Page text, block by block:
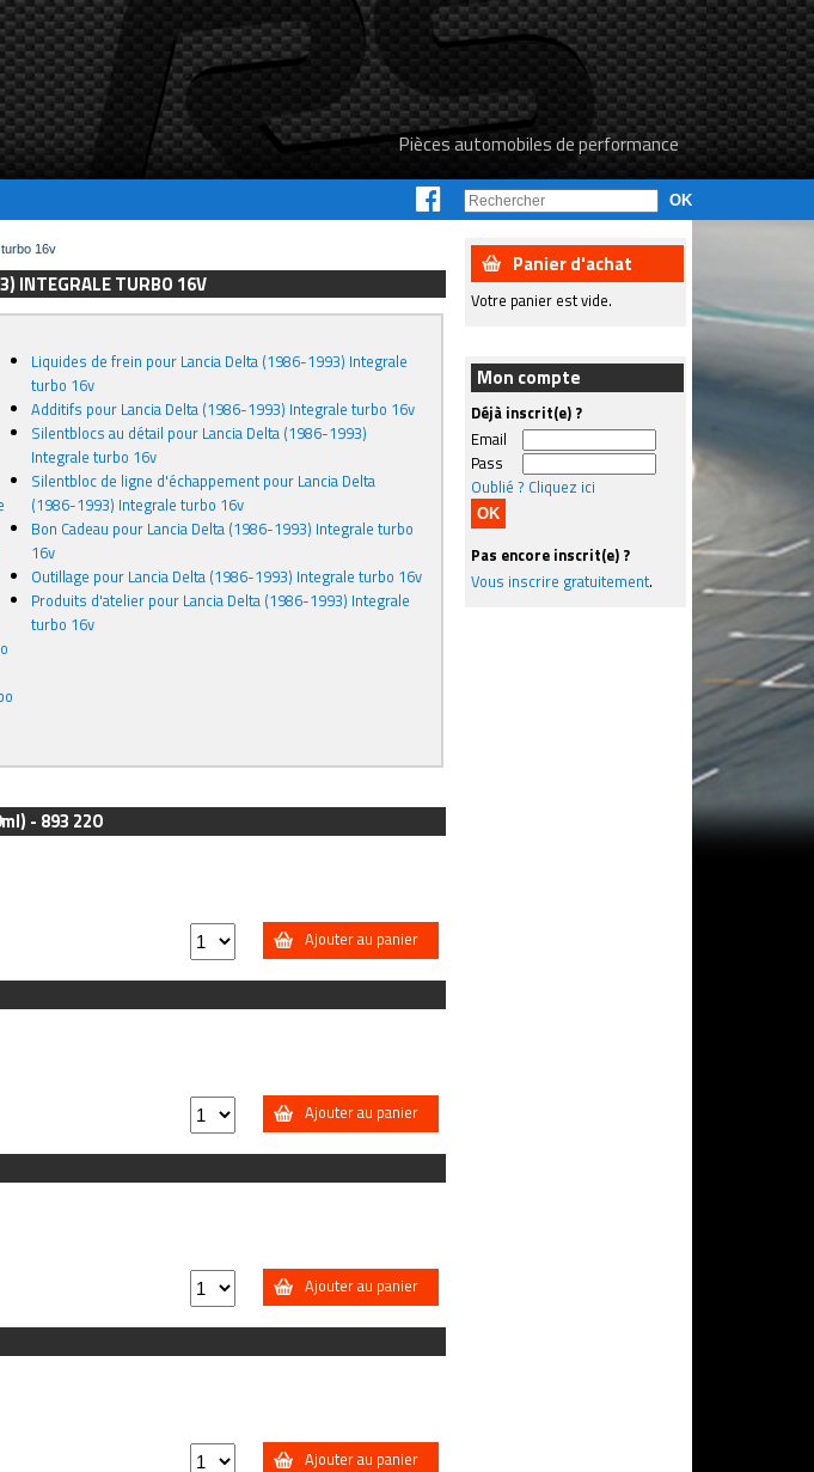
Pièces automobiles de performance
16v
INTEGRALE TURBO 16V
Liquides de frein pour Lancia Delta (1986-1993) Integrale
turbo 16v
Additifs pour Lancia Delta (1986-1993) Integrale turbo 16v
Silentblocs au détail pour Lancia Delta (1986-1993)
Integrale turbo 16v
Silentbloc de ligne d'échappement pour Lancia Delta
(1986-1993) Integrale turbo 16v
Bon Cadeau pour Lancia Delta (1986-1993) Integrale turbo
16v
Outillage pour Lancia Delta (1986-1993) Integrale turbo 16v
Produits d'atelier pour Lancia Delta (1986-1993) Integrale
turbo 16v
- 893 220
Ajouter au panier
Ajouter au panier
Ajouter au panier
Ajouter au panier
Panier d'achat
Votre panier est vide.
Mon compte
Déjà inscrit(e) ?
Email
Pass
Oublié ? Cliquez ici
Pas encore inscrit(e) ?
Vous inscrire gratuitement.